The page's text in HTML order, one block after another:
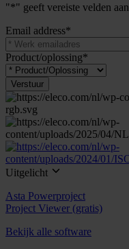
"*" geeft vereiste velden aan
Email address*
Product/oplossing*
Uitgelicht
Asta Powerproject
Project Viewer (gratis)
Bekijk alle software